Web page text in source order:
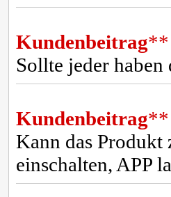
Kundenbeitrag**
Sollte jeder
Kundenbeitrag**
Kann das Produkt
einschalten, APP